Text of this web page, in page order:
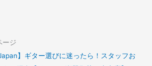
ージ
】ギター選びに迷ったら！スタッフお